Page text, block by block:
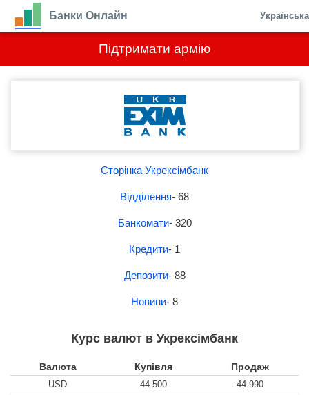
Підтримати армію
Банки Онлайн
Сторінка Укрексімбанк
Відділення- 68
Банкомати- 320
Кредити- 1
Депозити- 88
Новини- 8
Курс валют в Укрексімбанк
Валюта Купівля Продаж
USD 44.500
44.990